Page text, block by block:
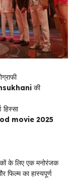
की
हिस्सा
movie 2025
के लिए एक मनोरंजक
का हास्यपूर्ण